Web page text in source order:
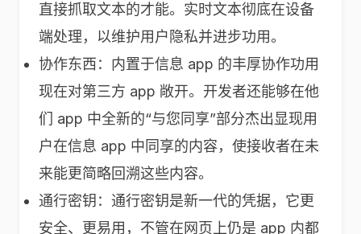
直接抓取文本的才能。实时文本彻底在设备
端处理，以维护用户隐私并进步功用。
协作东西：内置于信息 app 的丰厚协作功用
现在对第三方 app 敞开。开发者还能够在他
们 app 中全新的“与您同享”部分杰出显现用
户在信息 app 中同享的内容，使接收者在未
来能更简略回溯这些内容。
通行密钥：通行密钥是新一代的凭据，它更
安全、更易用，不管在网页上仍是 app 内都